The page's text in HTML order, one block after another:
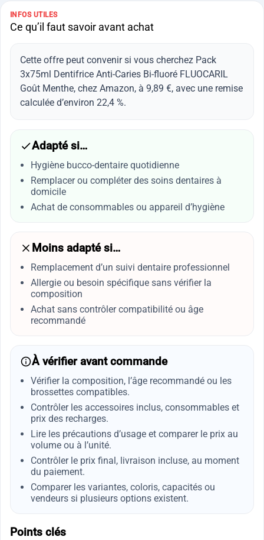
INFOS UTILES
Ce qu’il faut savoir avant achat
Cette offre peut convenir si vous cherchez Pack
3x75ml Dentifrice Anti-Caries Bi-fluoré FLUOCARIL
Goût Menthe, chez Amazon, à 9,89 €, avec une remise
calculée d’environ 22,4 %.
Adapté si…
Hygiène bucco-dentaire quotidienne
Remplacer ou compléter des soins dentaires à
domicile
Achat de consommables ou appareil d’hygiène
Moins adapté si…
Remplacement d’un suivi dentaire professionnel
Allergie ou besoin spécifique sans vérifier la
composition
Achat sans contrôler compatibilité ou âge
recommandé
À vérifier avant commande
Vérifier la composition, l’âge recommandé ou les
brossettes compatibles.
Contrôler les accessoires inclus, consommables et
prix des recharges.
Lire les précautions d’usage et comparer le prix au
volume ou à l’unité.
Contrôler le prix final, livraison incluse, au moment
du paiement.
Comparer les variantes, coloris, capacités ou
vendeurs si plusieurs options existent.
Points clés